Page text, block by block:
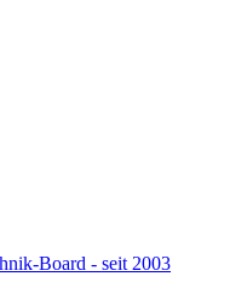
Board - seit 2003